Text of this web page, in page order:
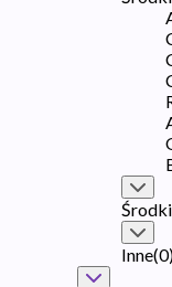
Inne(0